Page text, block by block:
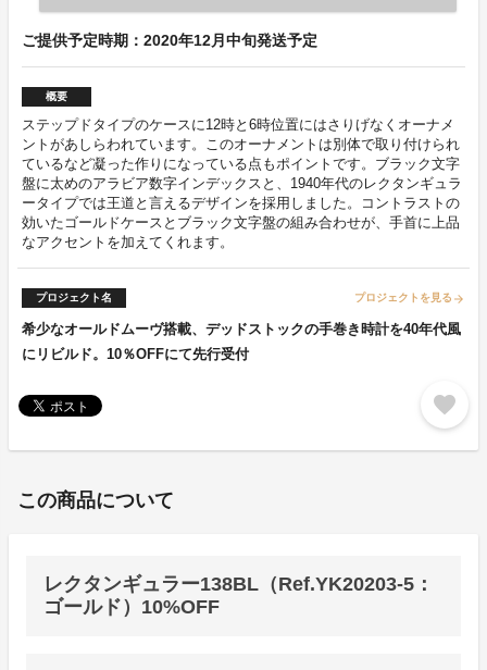
ご提供予定時期：2020年12月中旬発送予定
概要
ステップドタイプのケースに12時と6時位置にはさりげなくオーナメ
ントがあしらわれています。このオーナメントは別体で取り付けられ
ているなど凝った作りになっている点もポイントです。ブラック文字
盤に太めのアラビア数字インデックスと、1940年代のレクタンギュラ
ータイプでは王道と言えるデザインを採用しました。コントラストの
効いたゴールドケースとブラック文字盤の組み合わせが、手首に上品
なアクセントを加えてくれます。
プロジェクト名 プロジェクトを見る arrow_forward
希少なオールドムーヴ搭載、デッドストックの手巻き時計を40年代風
にリビルド。10％OFFにて先行受付
favorite
この商品について
レクタンギュラー138BL（Ref.YK20203-5：
ゴールド）10%OFF